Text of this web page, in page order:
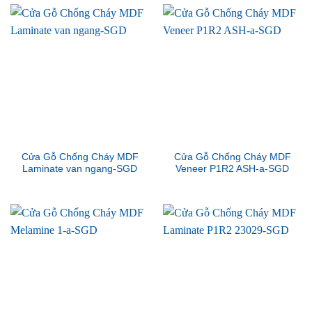
Cửa Gỗ Chống Cháy MDF
Laminate van ngang-SGD
Cửa Gỗ Chống Cháy MDF
Veneer P1R2 ASH-a-SGD